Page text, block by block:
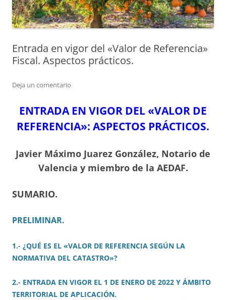
Entrada en vigor del «Valor de Referencia»
Fiscal. Aspectos prácticos.
Deja un comentario
ENTRADA EN VIGOR DEL «VALOR DE
REFERENCIA»: ASPECTOS PRÁCTICOS.
Javier Máximo Juarez González, Notario de
Valencia y miembro de la AEDAF.
SUMARIO.
PRELIMINAR.
1.- ¿QUÉ ES EL «VALOR DE REFERENCIA SEGÚN LA
NORMATIVA DEL CATASTRO»?
2.- ENTRADA EN VIGOR EL 1 DE ENERO DE 2022 Y ÁMBITO
TERRITORIAL DE APLICACIÓN.